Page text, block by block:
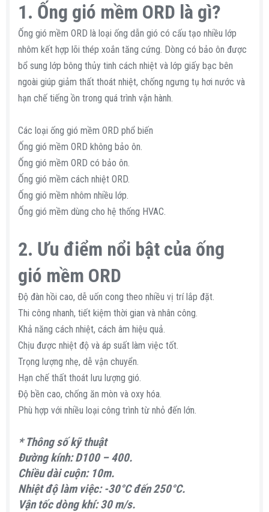
1. Ống gió mềm ORD là gì?
Ống gió mềm ORD là loại ống dẫn gió có cấu tạo nhiều lớp
nhôm kết hợp lõi thép xoắn tăng cứng. Dòng có bảo ôn được
bổ sung lớp bông thủy tinh cách nhiệt và lớp giấy bạc bên
ngoài giúp giảm thất thoát nhiệt, chống ngưng tụ hơi nước và
hạn chế tiếng ồn trong quá trình vận hành.
Các loại ống gió mềm ORD phổ biến
Ống gió mềm ORD không bảo ôn.
Ống gió mềm ORD có bảo ôn.
Ống gió mềm cách nhiệt ORD.
Ống gió mềm nhôm nhiều lớp.
Ống gió mềm dùng cho hệ thống HVAC.
2. Ưu điểm nổi bật của ống
gió mềm ORD
Độ đàn hồi cao, dễ uốn cong theo nhiều vị trí lắp đặt.
Thi công nhanh, tiết kiệm thời gian và nhân công.
Khả năng cách nhiệt, cách âm hiệu quả.
Chịu được nhiệt độ và áp suất làm việc tốt.
Trọng lượng nhẹ, dễ vận chuyển.
Hạn chế thất thoát lưu lượng gió.
Độ bền cao, chống ăn mòn và oxy hóa.
Phù hợp với nhiều loại công trình từ nhỏ đến lớn.
* Thông số kỹ thuật
Đường kính: D100 – 400.
Chiều dài cuộn: 10m.
Nhiệt độ làm việc: -30°C đến 250°C.
Vận tốc dòng khí: 30 m/s.